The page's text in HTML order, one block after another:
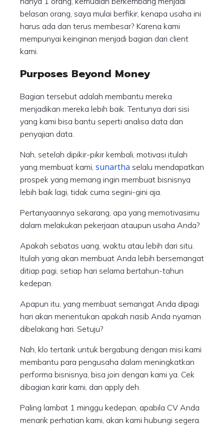
belasan orang, saya mulai berfikir, kenapa usaha ini
harus ada dan terus membesar? Karena kami
mempunyai keinginan menjadi bagian dari client
kami.
Purposes Beyond Money
Bagian tersebut adalah membantu mereka
menjadikan mereka lebih baik. Tentunya dari sisi
yang kami bisa bantu seperti analisa data dan
penyajian data.
Nah, setelah dipikir-pikir kembali, motivasi itulah
yang membuat kami, sunartha selalu mendapatkan
prospek yang memang ingin membuat bisnisnya
lebih baik lagi, tidak cuma segini-gini aja.
Pertanyaannya sekarang, apa yang memotivasimu
dalam melakukan pekerjaan ataupun usaha Anda?
Apakah sebatas uang, waktu atau lebih dari situ.
Itulah yang akan membuat Anda lebih bersemangat
ditiap pagi, setiap hari selama bertahun-tahun
kedepan.
Apapun itu, yang membuat semangat Anda dipagi
hari akan menentukan apakah nasib Anda nyaman
dibelakang hari. Setuju?
Nah, klo tertarik untuk bergabung dengan misi kami
membantu para pengusaha dalam meningkatkan
performa bisnisnya, bisa join dengan kami ya. Cek
dibagian karir kami, dan apply deh.
Paling lambat 1 minggu kedepan, apabila CV Anda
menarik perhatian kami, akan kami hubungi segera.